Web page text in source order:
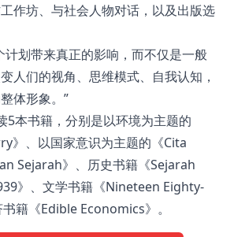
作坊、与社会人物对话，以及出版选
计划带来真正的影响，而不仅是一般
人们的视角、思维模式、自我认知，
体形象。”
5本书籍，分别是以环境为主题的
》、以国家意识为主题的《Cita
Sejarah》、历史书籍《Sejarah
》、文学书籍《Nineteen Eighty-
籍《Edible Economics》。